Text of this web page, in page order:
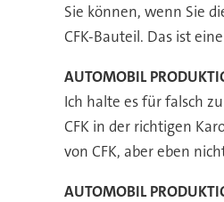
Sie können, wenn Sie
CFK-Bauteil. Das ist
AUTOMOBIL
Ich halte es für falsch
CFK in der richtigen
von CFK, aber eben
AUTOMOBIL